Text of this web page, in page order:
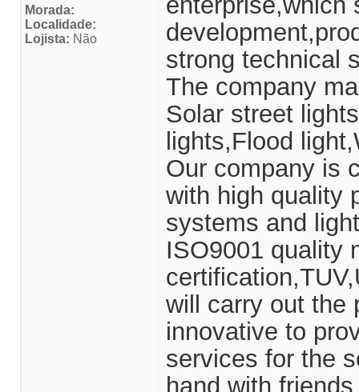
Morada:
Localidade:
Lojista: Não
strong technical
The company
Solar street
lights,Flood
Our company is
with high quality
systems and
ISO9001 quality
will carry out the
innovative to
services for the
hand with